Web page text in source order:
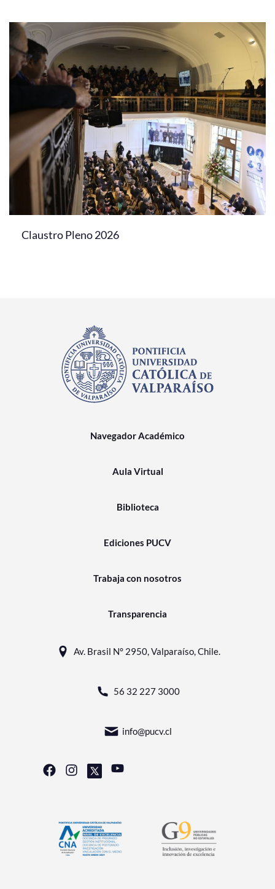
Claustro Pleno 2026
Navegador Académico
Aula Virtual
Biblioteca
Ediciones PUCV
Trabaja con nosotros
Transparencia
Av. Brasil N° 2950, Valparaíso, Chile.
56 32 227 3000
info@pucv.cl